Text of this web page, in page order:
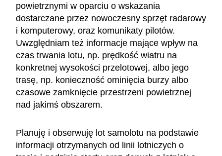
powietrznymi w oparciu o wskazania
dostarczane przez nowoczesny sprzęt radarowy
i komputerowy, oraz komunikaty pilotów.
Uwzględniam też informacje mające wpływ na
czas trwania lotu, np. prędkość wiatru na
konkretnej wysokości przelotowej, albo jego
trasę, np. konieczność ominięcia burzy albo
czasowe zamknięcie przestrzeni powietrznej
nad jakimś obszarem.
Planuję i obserwuję lot samolotu na podstawie
informacji otrzymanych od linii lotniczych o